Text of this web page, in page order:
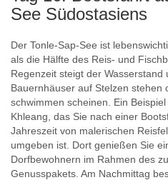
See Südostasiens
Der Tonle-Sap-See ist
als die Hälfte des Reis- und
Regenzeit steigt der
Bauernhäuser auf Stelzen stehen
schwimmen scheinen. Ein
Khleang, das Sie nach einer
Jahreszeit von malerischen
umgeben ist. Dort genießen Sie
Dorfbewohnern im Rahmen des
Genusspakets. Am Nachmittag